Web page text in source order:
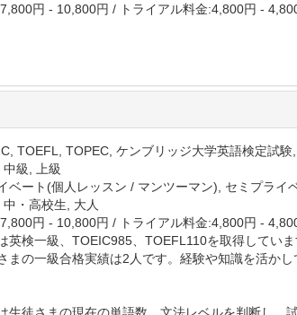
円 - 10,800円 / トライアル料金:4,800円 -
TOEFL, TOPEC, ケンブリッジ大学英語検定試験
中級, 上級
ベート(個人レッスン / マンツーマン), セミプライ
中・高校生, 大人
円 - 10,800円 / トライアル料金:4,800円 -
英検一級、TOEIC985、TOEFL110を取得していま
まの一級合格実績は2人です。経験や知識を活か
生徒さまの現在の単語数、文法レベルを判断し、